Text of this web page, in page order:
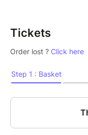
Tickets